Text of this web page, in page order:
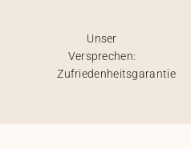
Unser
Versprechen:
Zufriedenheitsgarantie